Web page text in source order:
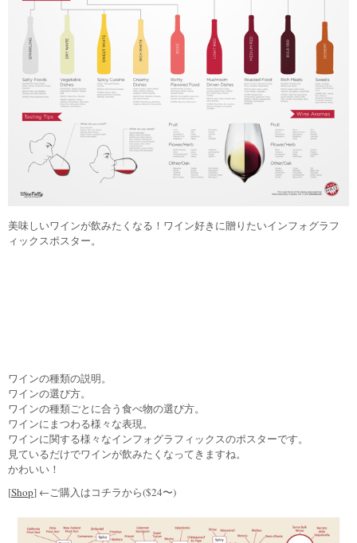
美味しいワインが飲みたくなる！ワイン好きに贈りたいインフォグラフ
ィックスポスター。
ワインの種類の説明。
ワインの選び方。
ワインの種類ごとに合う食べ物の選び方。
ワインにまつわる様々な表現。
ワインに関する様々なインフォグラフィックスのポスターです。
見ているだけでワインが飲みたくなってきますね。
かわいい！
[Shop] ←ご購入はコチラから($24〜)